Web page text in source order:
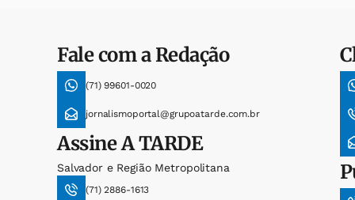
Fale com a Redação
(71) 99601-0020
jornalismoportal@grupoatarde.com.br
AssineA TARDE
Salvador e Região Metropolitana
(71) 2886-1613